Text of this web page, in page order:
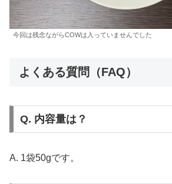
今回は残念ながらCOWは入っていませんでした
よくある質問（FAQ）
Q. 内容量は？
A. 1袋50gです。